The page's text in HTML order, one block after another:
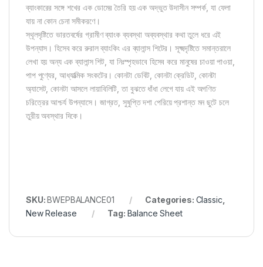
ব্যাংকারের সঙ্গে শখের এক ডোমের তৈরি হয় এক অদ্ভুত উদাসীন সম্পর্ক, যা ফেলা
যায় না কোন চেনা সমীকরণে।
স্থূলদৃষ্টিতে ভারতবর্ষের গ্রামীণ ব্যাংক ব্যবস্থা অব্যবস্থার কথা তুলে ধরে এই
উপন্যাস। হিসেব করে রুরাল ব্যাংকিং এর ব্যালান্স শিটের। সূক্ষ্মদৃষ্টিতে সমান্তরালে
লেখা হয় অন্য এক ব্যালান্স শিট, যা নিঃস্পৃহভাবে হিসেব করে মানুষের চাওয়া পাওয়া,
পাপ পুণ্যের, আধ্যাত্মিক সংকটের। কোনটা ডেবিট, কোনটা ক্রেডিট, কোনটা
অ্যাসেট, কোনটা আসলে লায়াবিলিটি, তা বুঝতে ধাঁধা লেগে যায় এই অগণিত
চরিত্রের আশ্চর্য উপন্যাসে। জাগ্রত, সুষুপ্তি দশা পেরিয়ে প্রশান্ত মন ছুটে চলে
তুরীয় অবস্থার দিকে।
SKU:BWEPBALANCE01 Categories: Classic
New Release
Tag: Balance Sheet